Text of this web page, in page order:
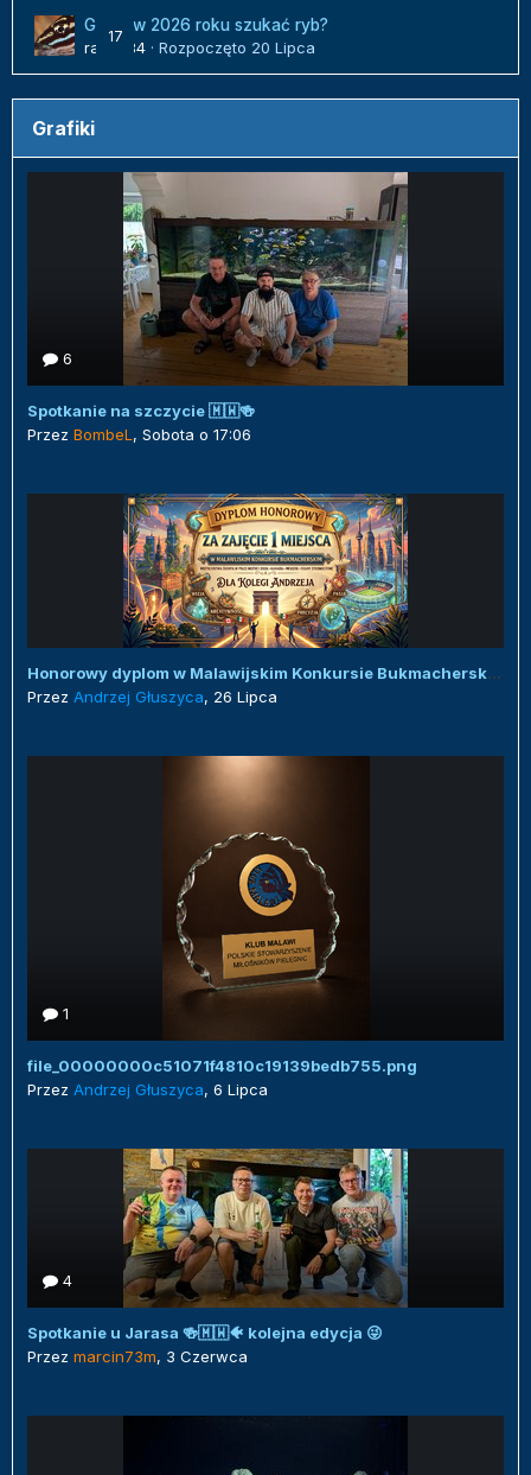
17
Gdzie w 2026 roku szukać ryb?
radek84 · Rozpoczęto 20 Lipca
Grafiki
6
Spotkanie na szczycie 🇲🇼🍻
Przez BombeL , Sobota o 17:06
Honorowy dyplom w Malawijskim Konkursie Bukmacherskim :)
Przez Andrzej Głuszyca, 26 Lipca
1
file_00000000c51071f4810c19139bedb755.png
Przez Andrzej Głuszyca, 6 Lipca
4
Spotkanie u Jarasa 🍻🇲🇼🐠 kolejna edycja 😜
Przez marcin73m, 3 Czerwca